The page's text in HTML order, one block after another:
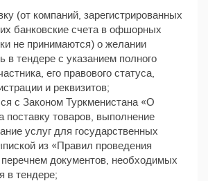
(от компаний, зарегистрированных
банковские счета в офшорных
не принимаются) о желании
в тендере с указанием полного
его правового статуса,
и реквизитов;
с Законом Туркменистана «О
поставку товаров, выполнение
услуг для государственных
из «Правил проведения
документов, необходимых
в тендере;